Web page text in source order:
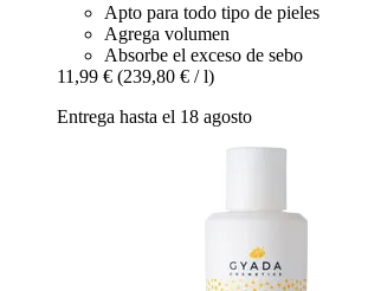
Apto para todo tipo de pieles
Agrega volumen
Absorbe el exceso de sebo
11,99 € (239,80 € / l)
Entrega hasta el 18 agosto